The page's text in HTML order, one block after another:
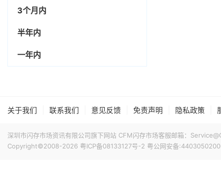
3个月内
半年内
一年内
关于我们 联系我们 意见反馈 免责声明 隐私政策
深圳市闪存市场资讯有限公司旗下网站 CFM闪存市场客服邮箱：
Copyright©2008-2026 粤ICP备08133127号-2 粤公网安备